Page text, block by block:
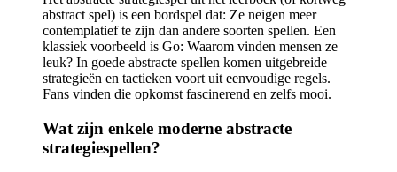
abstract spel) is een bordspel dat: Ze neigen meer
contemplatief te zijn dan andere soorten spellen. Een
klassiek voorbeeld is Go: Waarom vinden mensen ze
leuk? In goede abstracte spellen komen uitgebreide
strategieën en tactieken voort uit eenvoudige regels.
Fans vinden die opkomst fascinerend en zelfs mooi.
Wat zijn enkele moderne abstracte
strategiespellen?